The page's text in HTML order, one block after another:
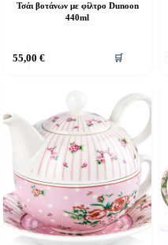
Τσάι βοτάνων με φίλτρο Dunoon
440ml
55,00 € 🛒